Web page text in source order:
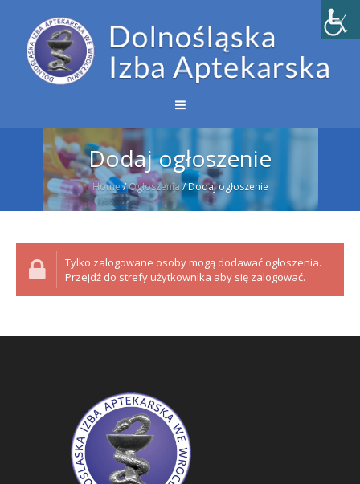
Dodaj ogłoszenie
Home/Ogłoszenia/Dodaj ogłoszenie
Tylko zalogowane osoby mogą dodawać ogłoszenia.
Przejdź do strefy użytkownika aby się zalogować.